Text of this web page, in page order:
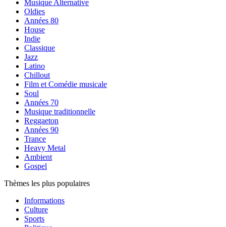
Musique Alternative
Oldies
Années 80
House
Indie
Classique
Jazz
Latino
Chillout
Film et Comédie musicale
Soul
Années 70
Musique traditionnelle
Reggaeton
Années 90
Trance
Heavy Metal
Ambient
Gospel
Thèmes les plus populaires
Informations
Culture
Sports